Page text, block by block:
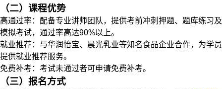
（二）课程优势
高通过率：配备专业讲师团队，提供考前冲刺押题、题库练习及
模拟考试，通过率高达90%以上。
就业推荐：与华润怡宝、晨光乳业等知名食品企业合作，为学员
提供就业推荐服务。
免费补考：考试未通过者可申请免费补考。
（三）报名方式